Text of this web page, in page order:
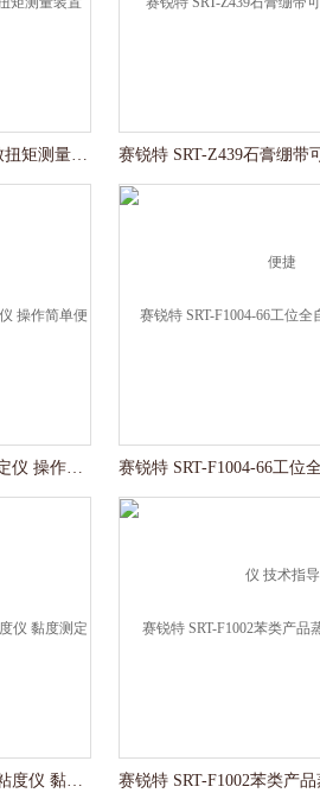
赛锐特 SRT-Z440外科植入物磁致扭矩测量装置 参数说明
赛锐特 SRT-F1005有机液沸程测定仪 操作简单便捷
赛锐特 SRT-F1004单工位全自动粘度仪 黏度测定仪 测试稳定